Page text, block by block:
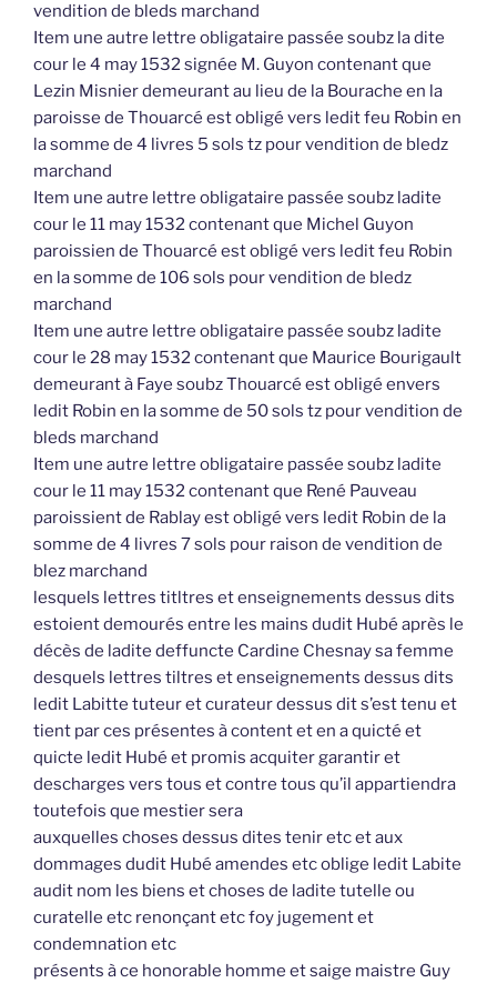
vendition de bleds marchand
Item une autre lettre obligataire passée soubz la dite
cour le 4 may 1532 signée M. Guyon contenant que
Lezin Misnier demeurant au lieu de la Bourache en la
paroisse de Thouarcé est obligé vers ledit feu Robin en
la somme de 4 livres 5 sols tz pour vendition de bledz
marchand
Item une autre lettre obligataire passée soubz ladite
cour le 11 may 1532 contenant que Michel Guyon
paroissien de Thouarcé est obligé vers ledit feu Robin
en la somme de 106 sols pour vendition de bledz
marchand
Item une autre lettre obligataire passée soubz ladite
cour le 28 may 1532 contenant que Maurice Bourigault
demeurant à Faye soubz Thouarcé est obligé envers
ledit Robin en la somme de 50 sols tz pour vendition de
bleds marchand
Item une autre lettre obligataire passée soubz ladite
cour le 11 may 1532 contenant que René Pauveau
paroissient de Rablay est obligé vers ledit Robin de la
somme de 4 livres 7 sols pour raison de vendition de
blez marchand
lesquels lettres titltres et enseignements dessus dits
estoient demourés entre les mains dudit Hubé après le
décès de ladite deffuncte Cardine Chesnay sa femme
desquels lettres tiltres et enseignements dessus dits
ledit Labitte tuteur et curateur dessus dit s’est tenu et
tient par ces présentes à content et en a quicté et
quicte ledit Hubé et promis acquiter garantir et
descharges vers tous et contre tous qu’il appartiendra
toutefois que mestier sera
auxquelles choses dessus dites tenir etc et aux
dommages dudit Hubé amendes etc oblige ledit Labite
audit nom les biens et choses de ladite tutelle ou
curatelle etc renonçant etc foy jugement et
condemnation etc
présents à ce honorable homme et saige maistre Guy